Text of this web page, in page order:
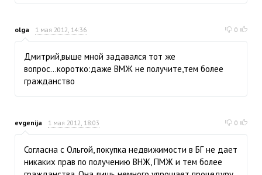
olga 1 мая 2012, 14:36 0
Дмитрий,выше мной задавался тот же
вопрос...коротко:даже ВМЖ не получите,тем более
гражданство
evgenija 1 мая 2012, 18:03 0
Согласна с Ольгой, покупка недвижимости в БГ не дает
никаких прав по получению ВНЖ, ПМЖ и тем более